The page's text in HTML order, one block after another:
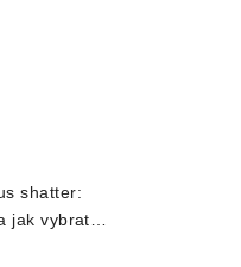
shatter:
jak vybrat